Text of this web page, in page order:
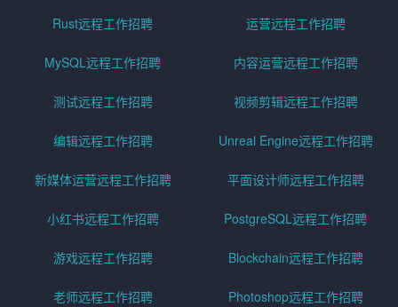
Rust远程工作招聘 运营远程工作招聘
MySQL远程工作招聘 内容运营远程工作招聘
测试远程工作招聘 视频剪辑远程工作招聘
编辑远程工作招聘 Unreal Engine远程工作招聘
新媒体运营远程工作招聘 平面设计师远程工作招聘
小红书远程工作招聘 PostgreSQL远程工作招聘
游戏远程工作招聘 Blockchain远程工作招聘
老师远程工作招聘 Photoshop远程工作招聘